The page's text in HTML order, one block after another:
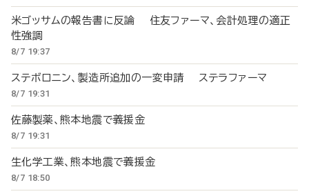
米ゴッサムの報告書に反論 住友ファーマ、会計処理の適正
性強調
8/7 19:37
ステボロニン、製造所追加の一変申請 ステラファーマ
8/7 19:31
佐藤製薬、熊本地震で義援金
8/7 19:31
生化学工業、熊本地震で義援金
8/7 18:50